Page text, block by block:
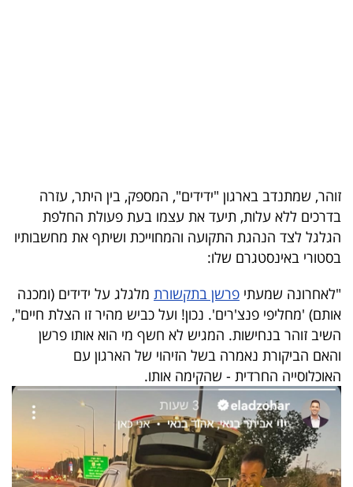
5
המילון
הכלכלי
פודקאסט
40
UNDER
40
שיתופי
פעולה
זוהר, שמתנדב בארגון "ידידים", המספק, בין היתר, עזרה
בדרכים ללא עלות, תיעד את עצמו בעת פעולת החלפת
הגלגל לצד הנהגת התקועה והמחוייכת ושיתף את מחשבותיו
בסטורי באינסטגרם שלו:
"לאחרונה שמעתי פרשן בתקשורת מלגלג על ידידים (ומכנה
אותם) 'מחליפי פנצ'רים'. נכון! ועל כביש מהיר זו הצלת חיים",
השיב זוהר בנחישות. המגיש לא חשף מי הוא אותו פרשן
והאם הביקורת נאמרה בשל הזיהוי של הארגון עם
האוכלוסייה החרדית - שהקימה אותו.